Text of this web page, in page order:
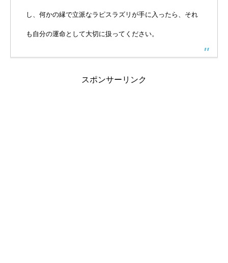
し、何かの縁で立派なラピスラズリが手に入ったら、それ
も自分の運命として大切に扱ってください。
スポンサーリンク